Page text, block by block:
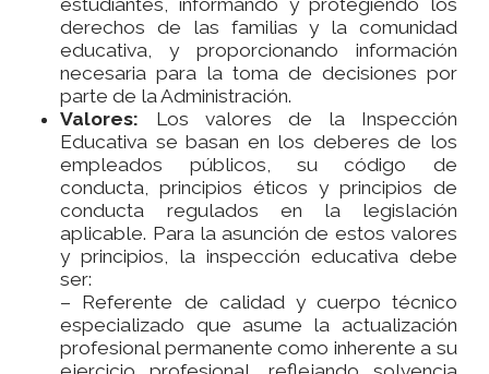
estudiantes, informando y protegiendo los
derechos de las familias y la comunidad
educativa, y proporcionando información
necesaria para la toma de decisiones por
parte de la Administración.
Valores: Los valores de la Inspección
Educativa se basan en los deberes de los
empleados públicos, su código de
conducta, principios éticos y principios de
conducta regulados en la legislación
aplicable. Para la asunción de estos valores
y principios, la inspección educativa debe
ser:
– Referente de calidad y cuerpo técnico
especializado que asume la actualización
profesional permanente como inherente a su